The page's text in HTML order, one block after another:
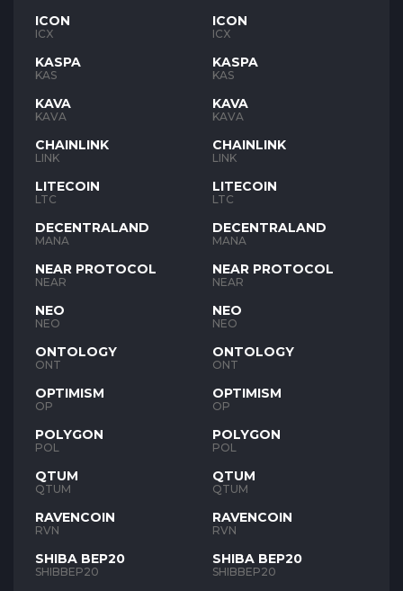
ICON
ICX
KASPA
KAS
KAVA
KAVA
CHAINLINK
LINK
LITECOIN
LTC
DECENTRALAND
MANA
NEAR PROTOCOL
NEAR
NEO
NEO
ONTOLOGY
ONT
OPTIMISM
OP
POLYGON
POL
QTUM
QTUM
RAVENCOIN
RVN
SHIBA BEP20
SHIBBEP20
ICON
ICX
KASPA
KAS
KAVA
KAVA
CHAINLINK
LINK
LITECOIN
LTC
DECENTRALAND
MANA
NEAR PROTOCOL
NEAR
NEO
NEO
ONTOLOGY
ONT
OPTIMISM
OP
POLYGON
POL
QTUM
QTUM
RAVENCOIN
RVN
SHIBA BEP20
SHIBBEP20